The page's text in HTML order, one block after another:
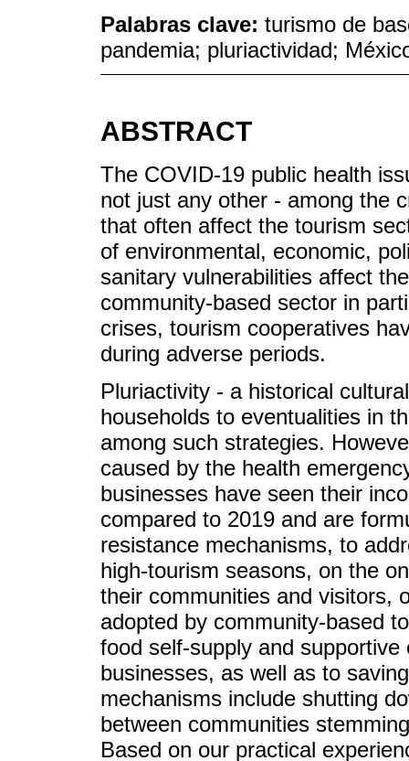
Palabras clave: turismo de
pandemia; pluriactividad;
ABSTRACT
The COVID-19 public health
not just any other - among the
that often affect the tourism
of environmental, economic,
sanitary vulnerabilities affect
community-based sector in
crises, tourism cooperatives
during adverse periods.
Pluriactivity - a historical
households to eventualities in
among such strategies.
caused by the health
businesses have seen their
compared to 2019 and are
resistance mechanisms, to
high-tourism seasons, on the
their communities and visitors,
adopted by community-based
food self-supply and
businesses, as well as to
mechanisms include shutting
between communities
Based on our practical